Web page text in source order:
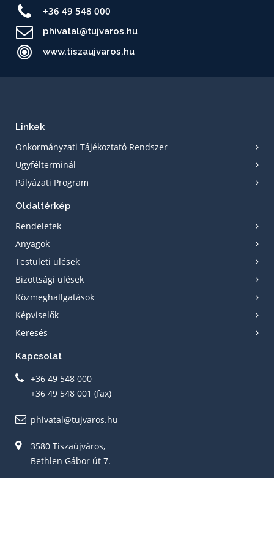
+36 49 548 000
phivatal@tujvaros.hu
www.tiszaujvaros.hu
Linkek
Önkormányzati Tájékoztató Rendszer
Ügyfélterminál
Pályázati Program
Oldaltérkép
Rendeletek
Anyagok
Testületi ülések
Bizottsági ülések
Közmeghallgatások
Képviselők
Keresés
Kapcsolat
+36 49 548 000
+36 49 548 001 (fax)
phivatal@tujvaros.hu
3580 Tiszaújváros,
Bethlen Gábor út 7.